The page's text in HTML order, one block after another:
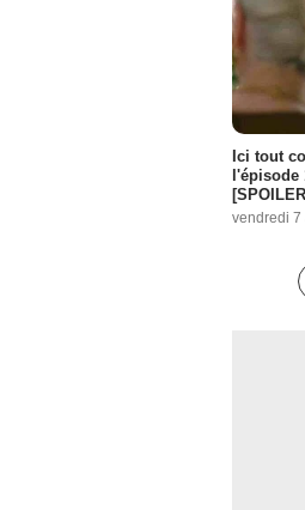
Ici tout
l'épisode
vendredi 7